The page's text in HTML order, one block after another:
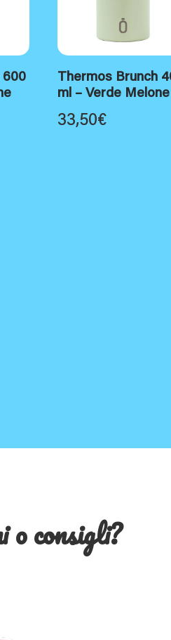
600
Thermos Brunch
ml – Verde Melone
33,50€
o consigli?